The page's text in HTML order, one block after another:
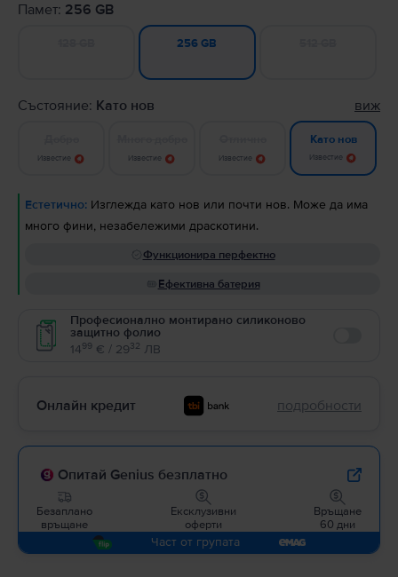
Памет: 256 GB
256 GB
Състояние: Като нов виж
Известие Известие Известие
Като нов
Известие
Естетично: Изглежда като нов или почти нов. Може да има
много фини, незабележими драскотини.
Функционира перфектно
Ефективна батерия
Професионално монтирано силиконово
защитно фолио
1499 € / 2932 ЛВ
Онлайн кредит подробности
Опитай Genius безплатно
Безаплано
връщане
Ексклузивни
оферти
Връщане
60 дни
Част от групата